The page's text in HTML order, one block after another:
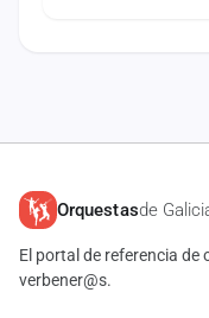
Orquestasde
El portal de referencia de
verbener@s.